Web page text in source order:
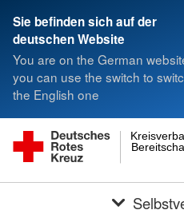
Sie befinden sich auf der
deutschen Website
You are on the German
you can use the switch to
the English one